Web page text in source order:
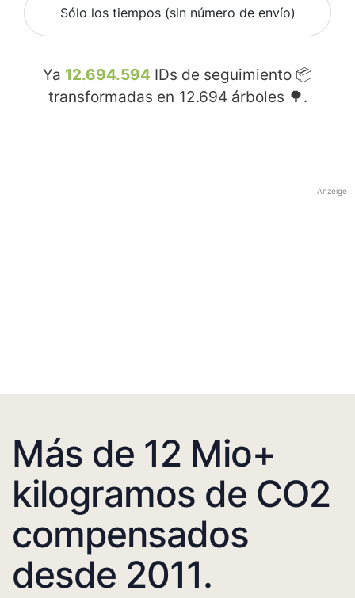
Sólo los tiempos (sin número de envío)
Ya 12.694.594 IDs de seguimiento 📦
transformadas en 12.694 árboles 🌳.
Anzeige
Más de 12 Mio+
kilogramos de CO2
compensados
desde 2011.